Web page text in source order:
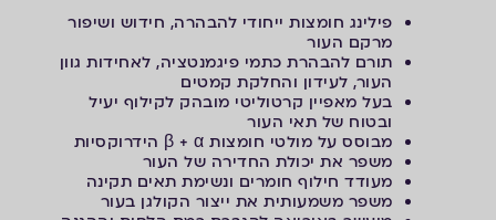
פילינג חומצות ייחודי להבהרה, חידוש ושיפור
מרקם העור
תורם להבהרת כתמי פיגמנטציה, לאחידות גוון
העור, לעידון והחלקת קמטים
בעל מאפיין קרטוליטי מובהק לקילוף יעיל
ובטוח של תאי העור
מבוסס על מולטי חומצות β + α הידרוקסיות
משפר את יכולת החדירה של העור
מעודד חילוף חומרים ונשימת תאים תקינה
משפר משמעותית את ייצור הקולגן בעור